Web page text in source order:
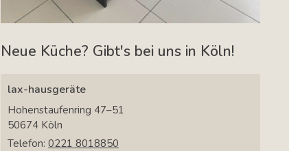
Neue Küche? Gibt's bei uns in Köln!
lax-hausgeräte
Hohenstaufenring 47–51
50674 Köln
Telefon: 0221 8018850